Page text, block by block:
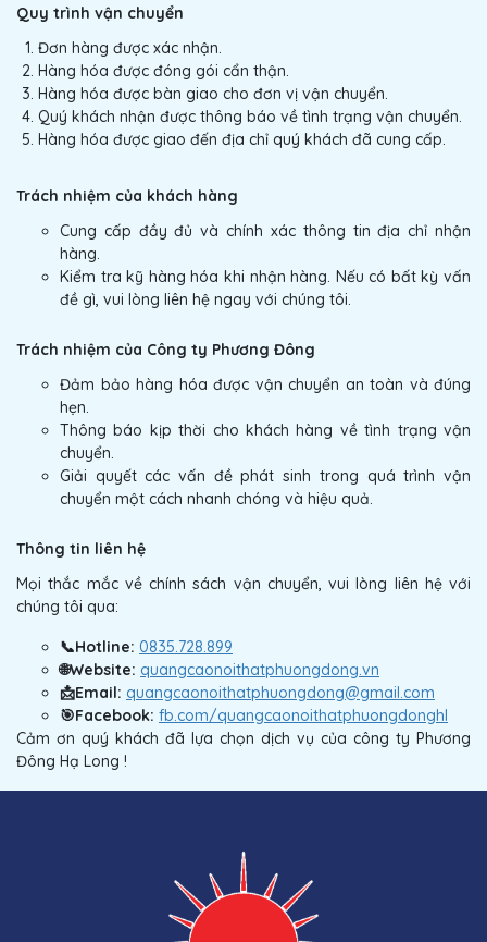
Quy trình vận chuyển
Đơn hàng được xác nhận.
Hàng hóa được đóng gói cẩn thận.
Hàng hóa được bàn giao cho đơn vị vận chuyển.
Quý khách nhận được thông báo về tình trạng vận chuyển.
Hàng hóa được giao đến địa chỉ quý khách đã cung cấp.
Trách nhiệm của khách hàng
Cung cấp đầy đủ và chính xác thông tin địa chỉ nhận
hàng.
Kiểm tra kỹ hàng hóa khi nhận hàng. Nếu có bất kỳ vấn
đề gì, vui lòng liên hệ ngay với chúng tôi.
Trách nhiệm của Công ty Phương Đông
Đảm bảo hàng hóa được vận chuyển an toàn và đúng
hẹn.
Thông báo kịp thời cho khách hàng về tình trạng vận
chuyển.
Giải quyết các vấn đề phát sinh trong quá trình vận
chuyển một cách nhanh chóng và hiệu quả.
Thông tin liên hệ
Mọi thắc mắc về chính sách vận chuyển, vui lòng liên hệ với
chúng tôi qua:
📞Hotline: 0835.728.899
🌐Website: quangcaonoithatphuongdong.vn
📩Email: quangcaonoithatphuongdong@gmail.com
🎯Facebook: fb.com/quangcaonoithatphuongdonghl
Cảm ơn quý khách đã lựa chọn dịch vụ của công ty Phương
Đông Hạ Long !